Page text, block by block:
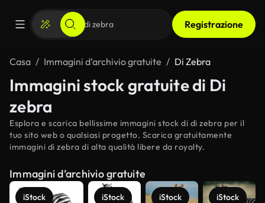
Registrazione
Casa Immagini d’archivio gratuite Di Zebra
Immagini stock gratuite di Di
zebra
Esplora e scarica bellissime immagini stock di di zebra per il
tuo sito web o qualsiasi progetto. Scarica gratuitamente
immagini di zebra di alta qualità libere da royalty.
Immagini d’archivio gratuite
iStock iStock iStock iStock